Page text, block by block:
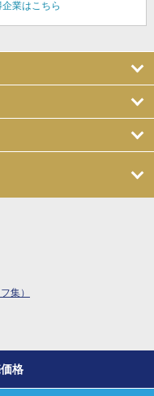
業はこちら
集）
格